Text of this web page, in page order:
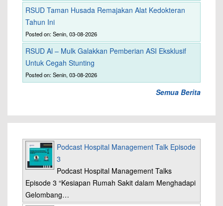
RSUD Taman Husada Remajakan Alat Kedokteran
Tahun Ini
Posted on: Senin, 03-08-2026
RSUD Al – Mulk Galakkan Pemberian ASI Eksklusif
Untuk Cegah Stunting
Posted on: Senin, 03-08-2026
Semua Berita
Podcast Hospital Management Talk Episode
3
Podcast Hospital Management Talks
Episode 3 “Kesiapan Rumah Sakit dalam Menghadapi
Gelombang…